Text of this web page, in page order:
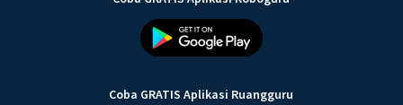
Coba GRATIS Aplikasi Ruangguru